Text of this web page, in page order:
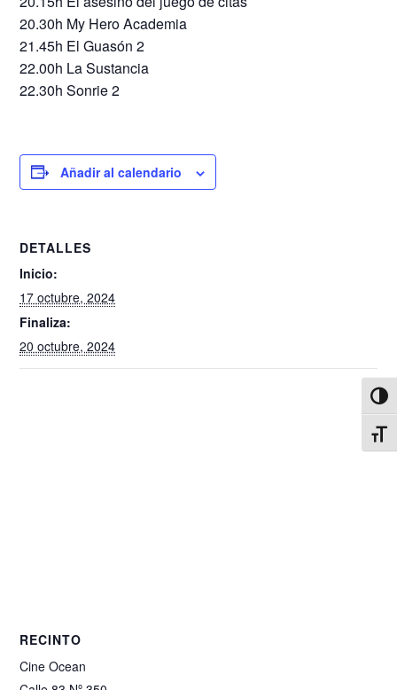
20.30h My Hero Academia
21.45h El Guasón 2
22.00h La Sustancia
22.30h Sonrie 2
Añadir al calendario
DETALLES
Inicio:
17 octubre, 2024
Finaliza:
20 octubre, 2024
RECINTO
Cine Ocean